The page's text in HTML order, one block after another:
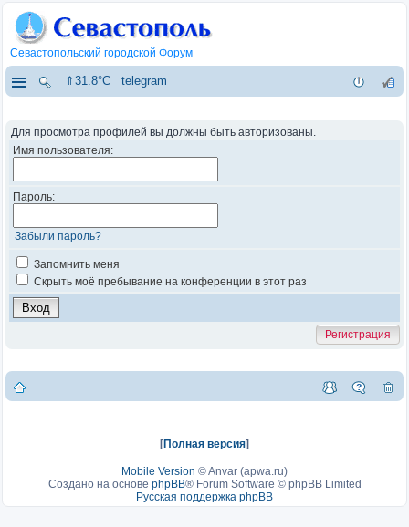
Севастопольский городской Форум
⇑31.8°C telegram
Для просмотра профилей вы должны быть авторизованы.
Имя пользователя:
Пароль:
Забыли пароль?
Запомнить меня
Скрыть моё пребывание на конференции в этот раз
Регистрация
[Полная версия]
Mobile Version ©Anvar (apwa.ru)
Создано на основе phpBB® Forum Software © phpBB Limited
Русская поддержка phpBB